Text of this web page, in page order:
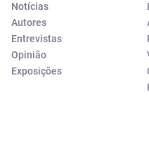
Notícias
Autores
Entrevistas
Opinião
Exposições